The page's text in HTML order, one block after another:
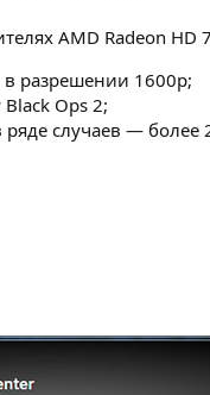
AMD Radeon HD
в разрешении 1600p;
Ops 2;
случаев — более